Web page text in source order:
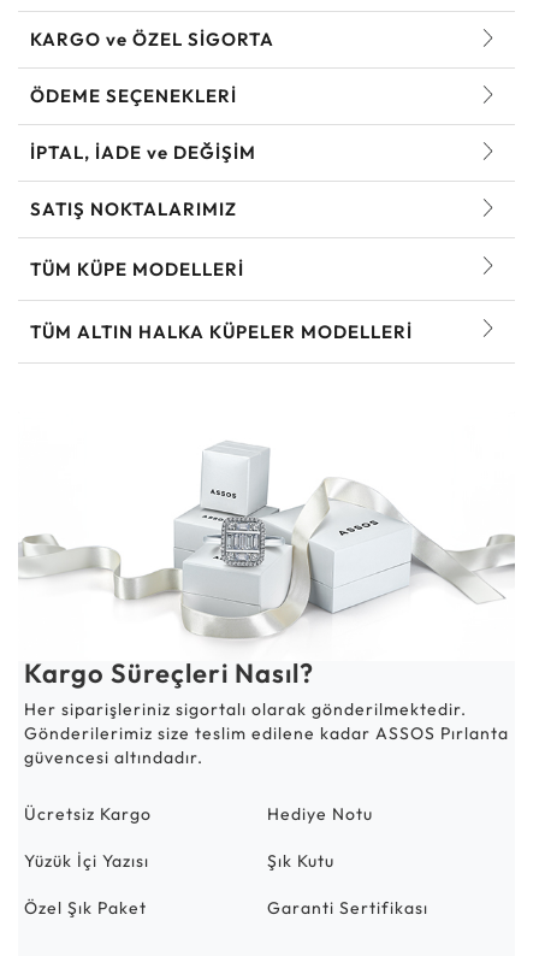
KARGO ve ÖZEL SİGORTA
ÖDEME SEÇENEKLERİ
İPTAL, İADE ve DEĞİŞİM
SATIŞ NOKTALARIMIZ
TÜM KÜPE MODELLERI
TÜM ALTIN HALKA KÜPELER MODELLERI
Kargo Süreçleri Nasıl?
Her siparişleriniz sigortalı olarak gönderilmektedir.
Gönderilerimiz size teslim edilene kadar ASSOS Pırlanta
güvencesi altındadır.
Ücretsiz Kargo Hediye Notu
Yüzük İçi Yazısı Şık Kutu
Özel Şık Paket Garanti Sertifikası